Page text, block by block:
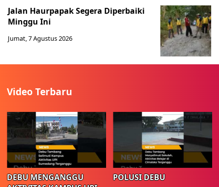
Jalan Haurpapak Segera Diperbaiki
Minggu Ini
Jumat, 7 Agustus 2026
Video Terbaru
DEBU MENGANGGU
POLUSI DEBU